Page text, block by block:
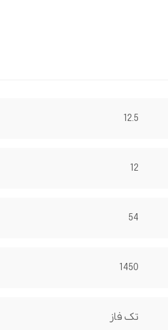
12.5
12
54
1450
تک فاز